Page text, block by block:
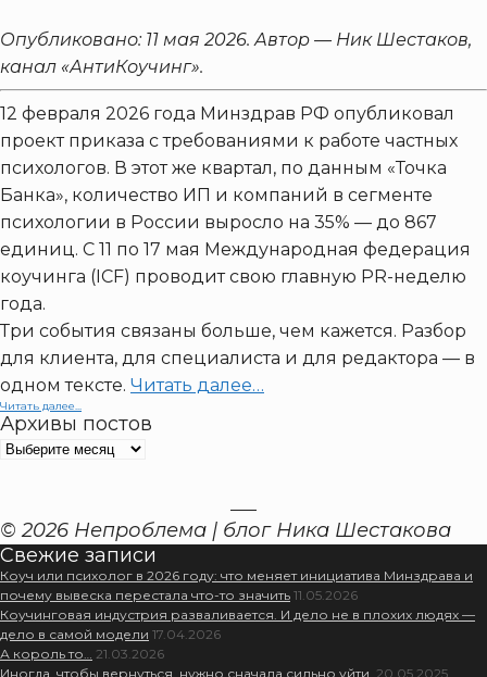
Опубликовано: 11 мая 2026. Автор — Ник Шестаков,
канал «АнтиКоучинг».
12 февраля 2026 года Минздрав РФ опубликовал
проект приказа с требованиями к работе частных
психологов. В этот же квартал, по данным «Точка
Банка», количество ИП и компаний в сегменте
психологии в России выросло на 35% — до 867
единиц. С 11 по 17 мая Международная федерация
коучинга (ICF) проводит свою главную PR-неделю
года.
Три события связаны больше, чем кажется. Разбор
для клиента, для специалиста и для редактора — в
одном тексте. Читать далее…
Читать далее...
Архивы постов
Архивы
© 2026 Непроблема | блог Ника Шестакова
Свежие записи
Коуч или психолог в 2026 году: что меняет инициатива Минздрава и
почему вывеска перестала что-то значить 11.05.2026
Коучинговая индустрия разваливается. И дело не в плохих людях —
дело в самой модели 17.04.2026
А король то… 21.03.2026
Иногда, чтобы вернуться, нужно сначала сильно уйти. 20.05.2025